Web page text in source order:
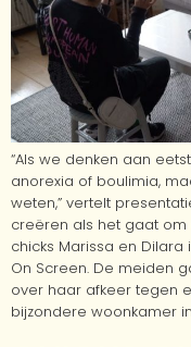
“Als we denken aan
anorexia of boulimia,
weten,” vertelt
creëren als het gaat om
chicks Marissa en
On Screen. De meiden
over haar afkeer tegen
bijzondere woonkamer